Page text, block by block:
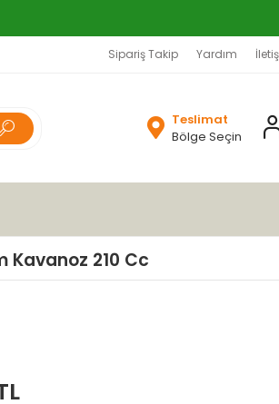
Sipariş Takip Yardım
Teslimat
Bölge Seçin
Kavanoz 210 Cc